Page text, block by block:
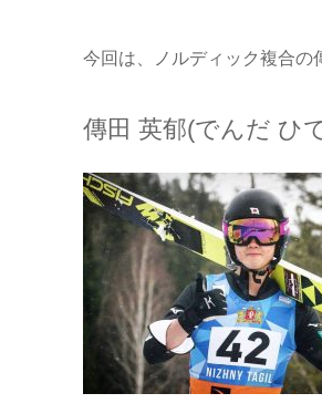
今回は、ノルディック複合の
傳田 英郁(でんだ ひ